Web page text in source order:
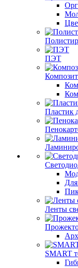
ПЭТ
Пластик
Ленты
SMART